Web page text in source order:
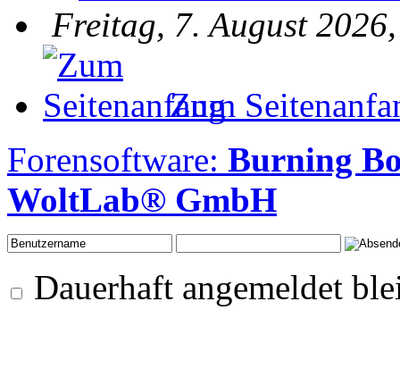
Freitag, 7. August
Zum
Forensoftware: Burning
WoltLab® GmbH
Dauerhaft angemeldet